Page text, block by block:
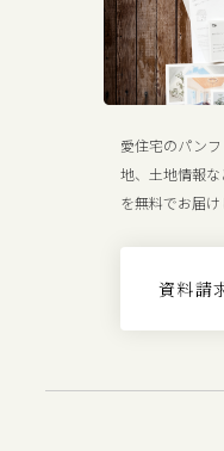
愛住宅のパン
地、土地情報
を無料でお届け
資料請